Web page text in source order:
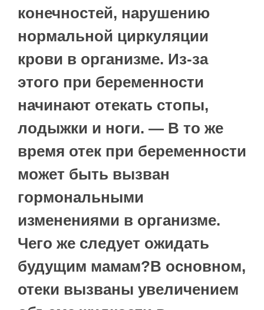
конечностей, нарушению
нормальной циркуляции
крови в организме. Из-за
этого при беременности
начинают отекать стопы,
лодыжки и ноги. — В то же
время отек при беременности
может быть вызван
гормональными
изменениями в организме.
Чего же следует ожидать
будущим мамам?В основном,
отеки вызваны увеличением